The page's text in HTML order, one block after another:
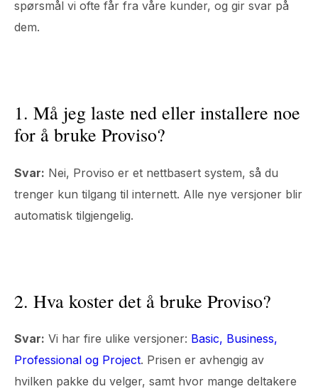
spørsmål vi ofte får fra våre kunder, og gir svar på
dem.
1. Må jeg laste ned eller installere noe
for å bruke Proviso?
Svar: Nei, Proviso er et nettbasert system, så du
trenger kun tilgang til internett. Alle nye versjoner blir
automatisk tilgjengelig.
2. Hva koster det å bruke Proviso?
Svar: Vi har fire ulike versjoner: Basic, Business,
Professional og Project. Prisen er avhengig av
hvilken pakke du velger, samt hvor mange deltakere